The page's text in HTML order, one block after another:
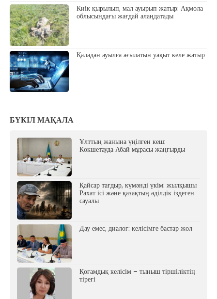
Киік қырылып, мал ауырып жатыр: Ақмола
облысындағы жағдай алаңдатады
Қаладан ауылға ағылатын уақыт келе жатыр
БҮКІЛ МАҚАЛА
Ұлттың жанына үңілген кеш:
Көкшетауда Абай мұрасы жаңғырды
Қайсар тағдыр, күмәнді үкім: жылқышы
Рахат ісі және қазақтың әділдік іздеген
сауалы
Дау емес, диалог: келісімге бастар жол
Қоғамдық келісім – тыныш тіршіліктің
тірегі